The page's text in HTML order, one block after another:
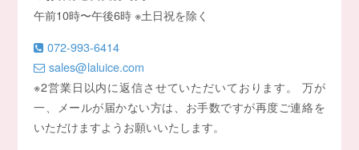
午前10時〜午後6時 ※土日祝を除く
072-993-6414
sales@laluice.com
※2営業日以内に返信させていただいております。 万が
一、メールが届かない方は、お手数ですが再度ご連絡を
いただけますようお願いいたします。